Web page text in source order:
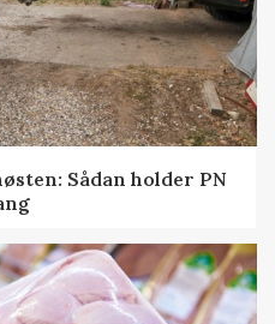
Sådan holder PN